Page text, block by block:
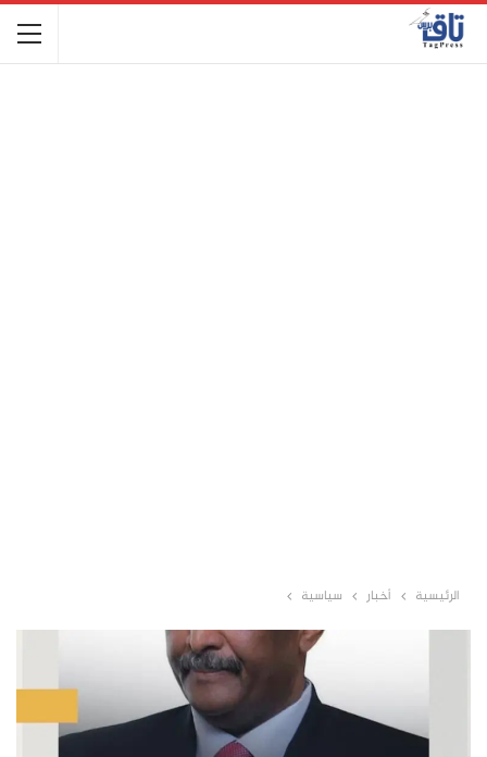
الرئيسية أخبار سياسية